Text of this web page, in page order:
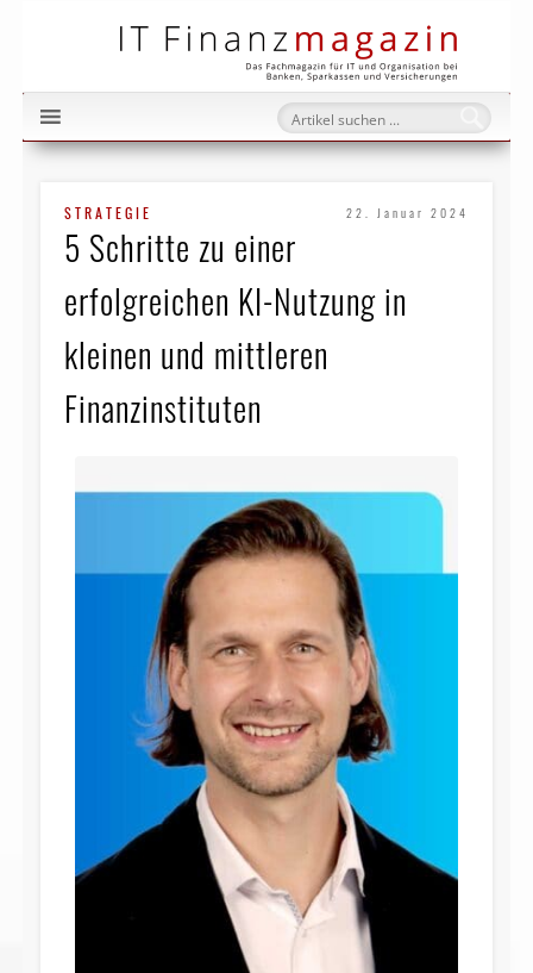
STRATEGIE 22. Januar 2024
5 Schritte zu einer
erfolgreichen KI-Nutzung in
kleinen und mittleren
Finanzinstituten